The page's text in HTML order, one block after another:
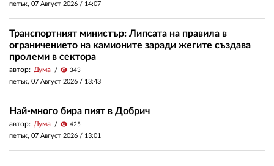
петък, 07 Август 2026 / 14:07
Транспортният министър: Липсата на правила в
ограничението на камионите заради жегите създава
пролеми в сектора
автор: Дума visibility 343
петък, 07 Август 2026 / 13:43
Най-много бира пият в Добрич
автор: Дума visibility 425
петък, 07 Август 2026 / 13:01